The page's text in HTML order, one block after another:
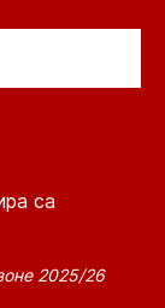
са
2025/26